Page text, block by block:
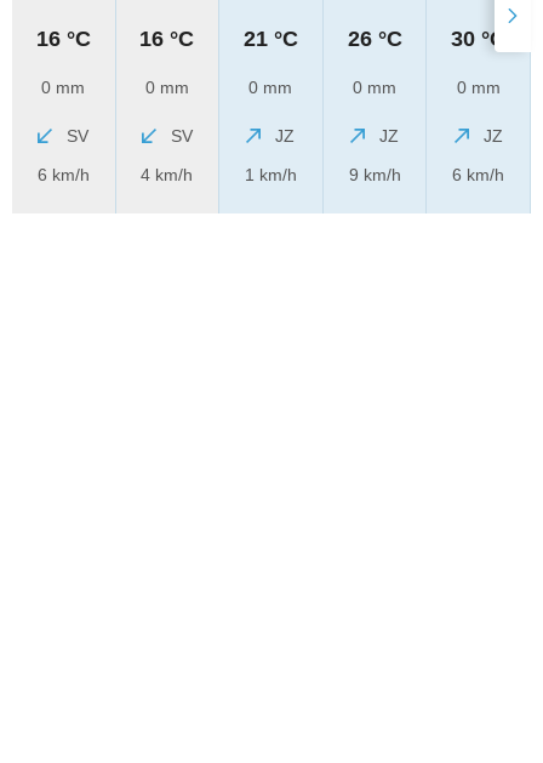
16 °C
0 mm
SV
6 km/h
16 °C
0 mm
SV
4 km/h
21 °C
0 mm
JZ
1 km/h
26 °C
0 mm
JZ
9 km/h
30 °C
0 mm
JZ
6 km/h